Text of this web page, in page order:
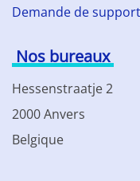
Demande de support
Nos bureaux
Hessenstraatje 2
2000 Anvers
Belgique